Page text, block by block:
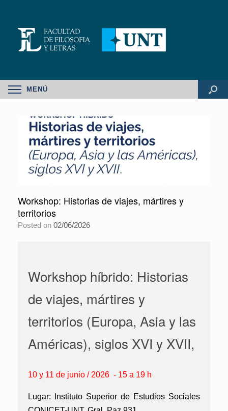
MENÚ
Workshop: Historias de viajes, mártires y
territorios
Posted on 02/06/2026
Workshop híbrido: Historias
de viajes, mártires y
territorios (Europa, Asia y las
Américas), siglos XVI y XVII,
10 y 11 de junio / 2026 - 15 a 19 h
Lugar: Instituto Superior de Estudios Sociales